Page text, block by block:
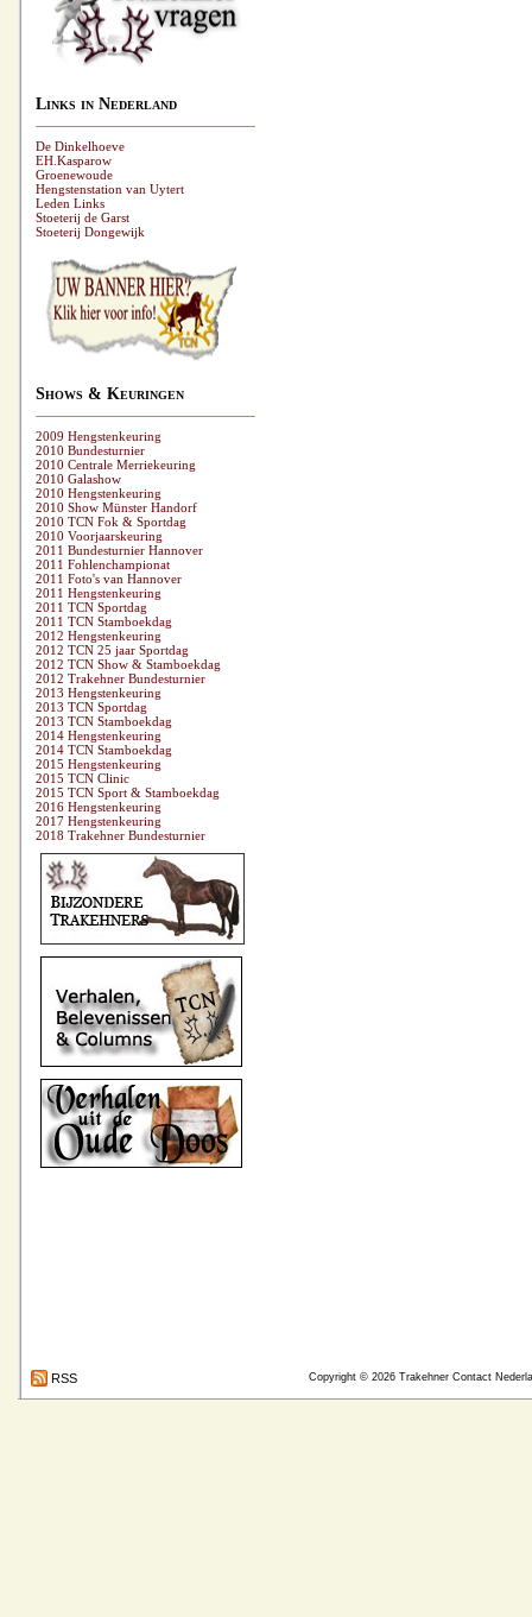
Links in Nederland
De Dinkelhoeve
EH.Kasparow
Groenewoude
Hengstenstation van Uytert
Leden Links
Stoeterij de Garst
Stoeterij Dongewijk
Shows & Keuringen
2009 Hengstenkeuring
2010 Bundesturnier
2010 Centrale Merriekeuring
2010 Galashow
2010 Hengstenkeuring
2010 Show Münster Handorf
2010 TCN Fok & Sportdag
2010 Voorjaarskeuring
2011 Bundesturnier Hannover
2011 Fohlenchampionat
2011 Foto's van Hannover
2011 Hengstenkeuring
2011 TCN Sportdag
2011 TCN Stamboekdag
2012 Hengstenkeuring
2012 TCN 25 jaar Sportdag
2012 TCN Show & Stamboekdag
2012 Trakehner Bundesturnier
2013 Hengstenkeuring
2013 TCN Sportdag
2013 TCN Stamboekdag
2014 Hengstenkeuring
2014 TCN Stamboekdag
2015 Hengstenkeuring
2015 TCN Clinic
2015 TCN Sport & Stamboekdag
2016 Hengstenkeuring
2017 Hengstenkeuring
2018 Trakehner Bundesturnier
Copyright © 2026 Trakehner Contact
RSS